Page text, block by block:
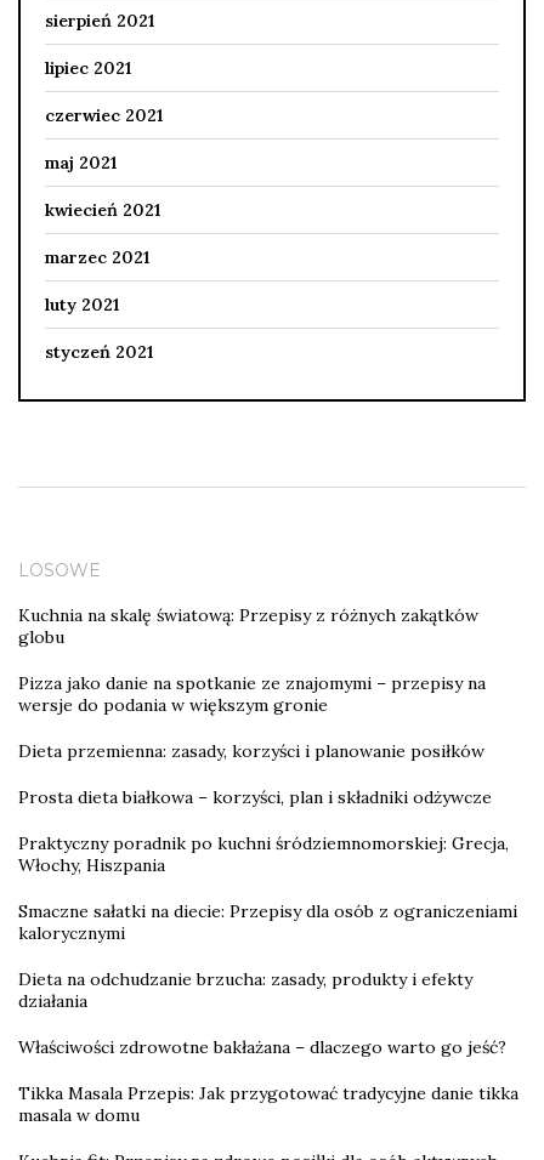
sierpień 2021
lipiec 2021
czerwiec 2021
maj 2021
kwiecień 2021
marzec 2021
luty 2021
styczeń 2021
LOSOWE
Kuchnia na skalę światową: Przepisy z różnych zakątków
globu
Pizza jako danie na spotkanie ze znajomymi – przepisy na
wersje do podania w większym gronie
Dieta przemienna: zasady, korzyści i planowanie posiłków
Prosta dieta białkowa – korzyści, plan i składniki odżywcze
Praktyczny poradnik po kuchni śródziemnomorskiej: Grecja,
Włochy, Hiszpania
Smaczne sałatki na diecie: Przepisy dla osób z ograniczeniami
kalorycznymi
Dieta na odchudzanie brzucha: zasady, produkty i efekty
działania
Właściwości zdrowotne bakłażana – dlaczego warto go jeść?
Tikka Masala Przepis: Jak przygotować tradycyjne danie tikka
masala w domu